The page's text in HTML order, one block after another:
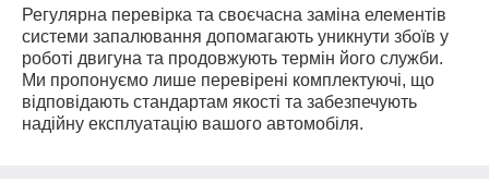
Регулярна перевірка та своєчасна заміна елементів
системи запалювання допомагають уникнути збоїв у
роботі двигуна та продовжують термін його служби.
Ми пропонуємо лише перевірені комплектуючі, що
відповідають стандартам якості та забезпечують
надійну експлуатацію вашого автомобіля.